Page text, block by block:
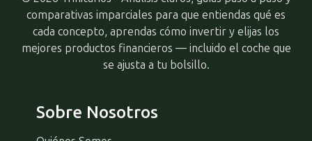
comparativas imparciales para que entiendas qué es
cada concepto, aprendas cómo invertir y elijas los
mejores productos financieros — incluido el coche que
se ajusta a tu bolsillo.
Sobre Nosotros